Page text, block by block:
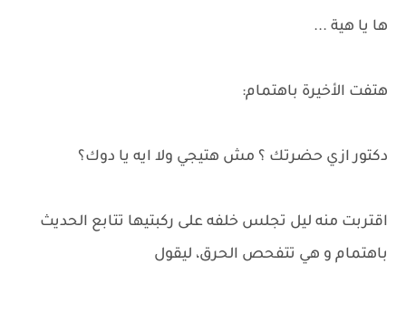
ها يا هية ...
هتفت الأخيرة باهتمام:
دكتور ازي حضرتك ؟ مش هتيجي ولا ايه يا دوك؟
اقتربت منه ليل تجلس خلفه على ركبتيها تتابع الحديث
باهتمام و هي تتفحص الحرق، ليقول